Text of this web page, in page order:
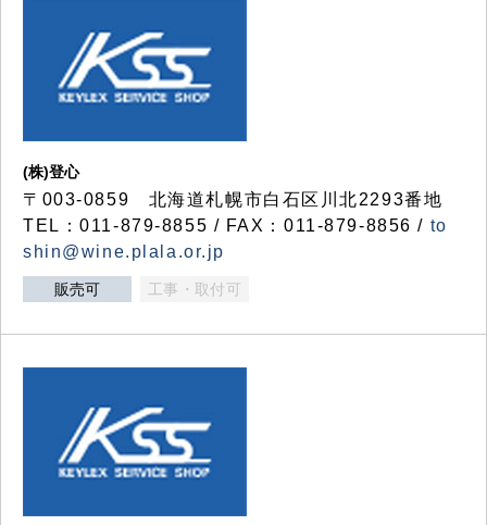
(株)登心
〒003-0859 北海道札幌市白石区川北2293番地
TEL：011-879-8855 / FAX：011-879-8856 / to
shin@wine.plala.or.jp
販売可 工事・取付可